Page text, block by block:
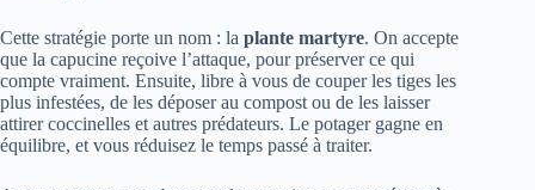
Cette stratégie porte un nom : la plante martyre. On accepte
que la capucine reçoive l’attaque, pour préserver ce qui
compte vraiment. Ensuite, libre à vous de couper les tiges les
plus infestées, de les déposer au compost ou de les laisser
attirer coccinelles et autres prédateurs. Le potager gagne en
équilibre, et vous réduisez le temps passé à traiter.